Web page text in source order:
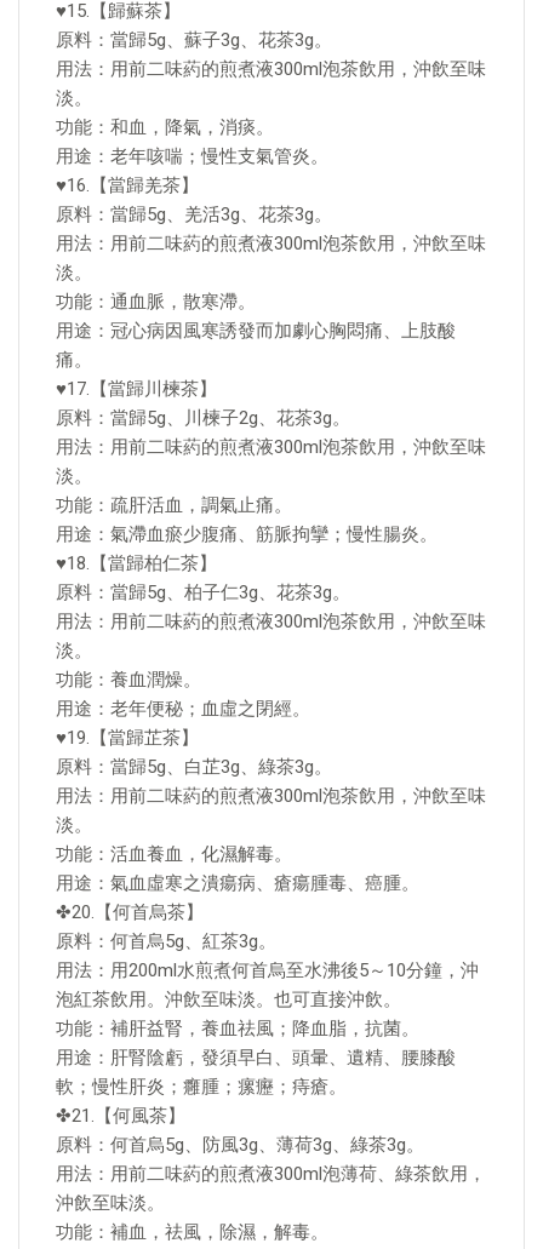
♥15.【歸蘇茶】
原料：當歸5g、蘇子3g、花茶3g。
用法：用前二味葯的煎煮液300ml泡茶飲用，沖飲至味
淡。
功能：和血，降氣，消痰。
用途：老年咳喘；慢性支氣管炎。
♥16.【當歸羌茶】
原料：當歸5g、羌活3g、花茶3g。
用法：用前二味葯的煎煮液300ml泡茶飲用，沖飲至味
淡。
功能：通血脈，散寒滯。
用途：冠心病因風寒誘發而加劇心胸悶痛、上肢酸
痛。
♥17.【當歸川楝茶】
原料：當歸5g、川楝子2g、花茶3g。
用法：用前二味葯的煎煮液300ml泡茶飲用，沖飲至味
淡。
功能：疏肝活血，調氣止痛。
用途：氣滯血瘀少腹痛、筋脈拘攣；慢性腸炎。
♥18.【當歸柏仁茶】
原料：當歸5g、柏子仁3g、花茶3g。
用法：用前二味葯的煎煮液300ml泡茶飲用，沖飲至味
淡。
功能：養血潤燥。
用途：老年便秘；血虛之閉經。
♥19.【當歸芷茶】
原料：當歸5g、白芷3g、綠茶3g。
用法：用前二味葯的煎煮液300ml泡茶飲用，沖飲至味
淡。
功能：活血養血，化濕解毒。
用途：氣血虛寒之潰瘍病、瘡瘍腫毒、癌腫。
✤20.【何首烏茶】
原料：何首烏5g、紅茶3g。
用法：用200ml水煎煮何首烏至水沸後5～10分鐘，沖
泡紅茶飲用。沖飲至味淡。也可直接沖飲。
功能：補肝益腎，養血祛風；降血脂，抗菌。
用途：肝腎陰虧，發須早白、頭暈、遺精、腰膝酸
軟；慢性肝炎；癰腫；瘰癧；痔瘡。
✤21.【何風茶】
原料：何首烏5g、防風3g、薄荷3g、綠茶3g。
用法：用前二味葯的煎煮液300ml泡薄荷、綠茶飲用，
沖飲至味淡。
功能：補血，祛風，除濕，解毒。